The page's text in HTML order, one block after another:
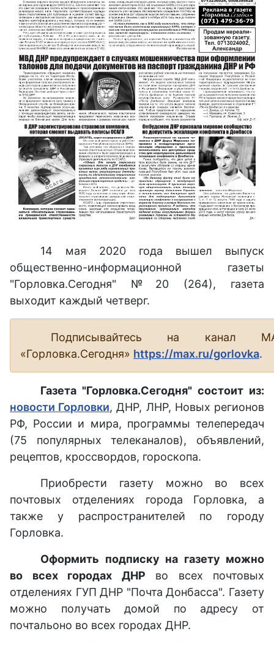
14 мая 2020 года вышел выпуск
общественно-информационной газеты
"Горловка.Сегодня" №20 (264), газета
выходит каждый четверг.
Подписывайтесь на канал
«Горловка.Сегодня» https://max.ru/gorlovka.
Газета "Горловка.Сегодня" состоит из:
новости Горловки, ДНР, ЛНР, Новых регионов
РФ, России и мира, программы телепередач
(75 популярных телеканалов), объявлений,
рецептов, кроссвордов, гороскопа.
Приобрести газету можно во всех
почтовых отделениях города Горловка, а
также у распространителей по городу
Горловка.
Оформить подписку на газету можно
во всех городах ДНР во всех почтовых
отделениях ГУП ДНР "Почта Донбасса". Газету
можно получать домой по адресу от
почтальоно во всех городах ДНР.